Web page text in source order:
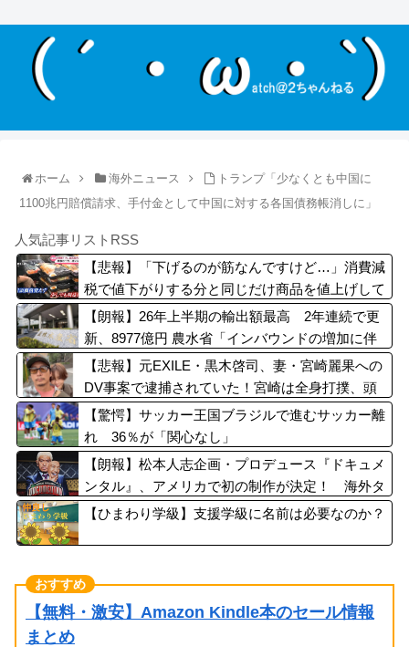
ホーム 海外ニュース
トランプ「少なくとも中国に
1100兆円賠償請求、手付金として中国に対する各国債務帳消しに」
人気記事リストRSS
【悲報】「下げるのが筋なんですけど…」消費減
税で値下がりする分と同じだけ商品を値上げして
店頭価格を変えない店も…
【朗報】26年上半期の輸出額最高 2年連続で更
新、8977億円 農水省「インバウンドの増加に伴
い、日本食の認知度が向上」
【悲報】元EXILE・黒木啓司、妻・宮崎麗果への
DV事案で逮捕されていた！宮崎は全身打撲、頭
部裂傷及び打撲、頸部損傷・・・
【驚愕】サッカー王国ブラジルで進むサッカー離
れ 36％が「関心なし」
【朗報】松本人志企画・プロデュース『ドキュメ
ンタル』、アメリカで初の制作が決定！ 海外タ
イトル『LOL』として世界25ヶ国・地域で展開
【ひまわり学級】支援学級に名前は必要なのか？
【無料・激安】Amazon Kindle本のセール情報
まとめ